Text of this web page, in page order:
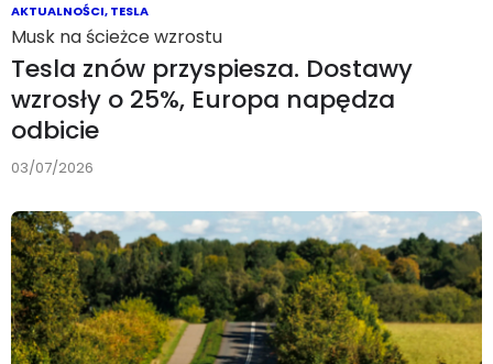
AKTUALNOŚCI,TESLA
Musk na ścieżce wzrostu
Tesla znów przyspiesza. Dostawy
wzrosły o 25%, Europa napędza
odbicie
03/07/2026